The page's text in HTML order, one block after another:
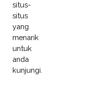
situs-
situs
yang
menarik
untuk
anda
kunjungi.